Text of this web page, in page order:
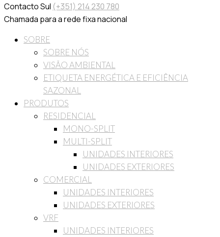
Contacto Sul (+351) 214 230 780
Chamada para a rede fixa nacional
SOBRE
SOBRE NÓS
VISÃO AMBIENTAL
ETIQUETA ENERGÉTICA E EFICIÊNCIA
SAZONAL
PRODUTOS
RESIDENCIAL
MONO-SPLIT
MULTI-SPLIT
UNIDADES INTERIORES
UNIDADES EXTERIORES
COMERCIAL
UNIDADES INTERIORES
UNIDADES EXTERIORES
VRF
UNIDADES INTERIORES